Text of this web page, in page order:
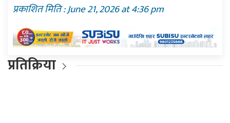
प्रकाशित मिति : June 21, 2026 at 4:36 pm
प्रतिक्रिया